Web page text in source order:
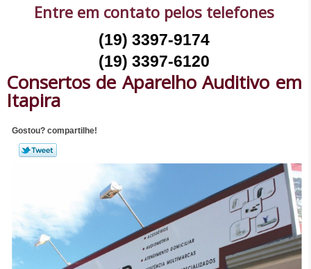
Entre em contato pelos telefones
(19) 3397-9174
(19) 3397-6120
Consertos de Aparelho Auditivo em
Itapira
Gostou? compartilhe!